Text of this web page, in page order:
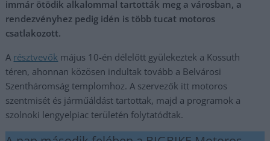
immár ötödik alkalommal tartották meg a városban, a
rendezvényhez pedig idén is több tucat motoros
csatlakozott.
A résztvevők május 10-én délelőtt gyülekeztek a Kossuth
téren, ahonnan közösen indultak tovább a Belvárosi
Szentháromság templomhoz. A szervezők itt motoros
szentmisét és járműáldást tartottak, majd a programok a
szolnoki lengyelpiac területén folytatódtak.